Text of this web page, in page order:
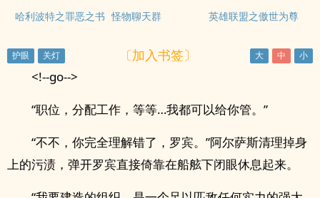
哈利波特之罪恶之书 怪物聊天群 英雄联盟之傲世为尊
〔加入书签〕
<!--go-->
“职位，分配工作，等等…我都可以给你管。”
“不不，你完全理解错了，罗宾。”阿尔萨斯清理掉身
上的污渍，弹开罗宾直接倚靠在船舷下闭眼休息起来。